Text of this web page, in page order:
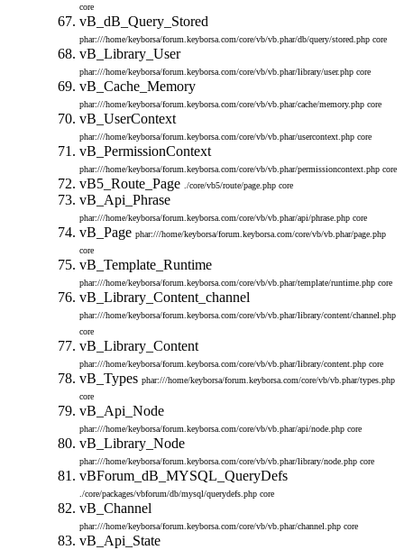
core
vB_dB_Query_Stored
phar:///home/keyborsa/forum.keyborsa.com/core/vb/vb.phar/db/query/stored.php core
vB_Library_User
phar:///home/keyborsa/forum.keyborsa.com/core/vb/vb.phar/library/user.php core
vB_Cache_Memory
phar:///home/keyborsa/forum.keyborsa.com/core/vb/vb.phar/cache/memory.php core
vB_UserContext
phar:///home/keyborsa/forum.keyborsa.com/core/vb/vb.phar/usercontext.php core
vB_PermissionContext
phar:///home/keyborsa/forum.keyborsa.com/core/vb/vb.phar/permissioncontext.php core
vB5_Route_Page ./core/vb5/route/page.php core
vB_Api_Phrase
phar:///home/keyborsa/forum.keyborsa.com/core/vb/vb.phar/api/phrase.php core
vB_Page phar:///home/keyborsa/forum.keyborsa.com/core/vb/vb.phar/page.php
core
vB_Template_Runtime
phar:///home/keyborsa/forum.keyborsa.com/core/vb/vb.phar/template/runtime.php core
vB_Library_Content_channel
phar:///home/keyborsa/forum.keyborsa.com/core/vb/vb.phar/library/content/channel.php
core
vB_Library_Content
phar:///home/keyborsa/forum.keyborsa.com/core/vb/vb.phar/library/content.php core
vB_Types phar:///home/keyborsa/forum.keyborsa.com/core/vb/vb.phar/types.php
core
vB_Api_Node
phar:///home/keyborsa/forum.keyborsa.com/core/vb/vb.phar/api/node.php core
vB_Library_Node
phar:///home/keyborsa/forum.keyborsa.com/core/vb/vb.phar/library/node.php core
vBForum_dB_MYSQL_QueryDefs
./core/packages/vbforum/db/mysql/querydefs.php core
vB_Channel
phar:///home/keyborsa/forum.keyborsa.com/core/vb/vb.phar/channel.php core
vB_Api_State